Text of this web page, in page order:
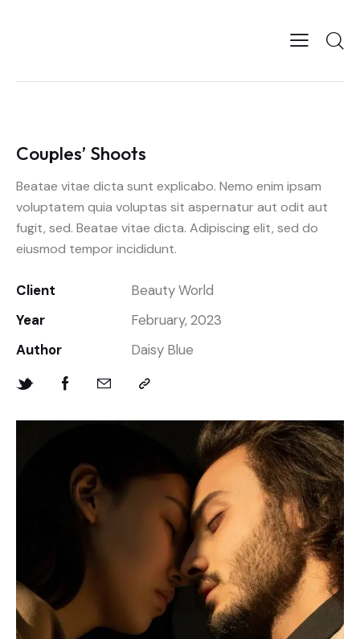
Couples’ Shoots
Beatae vitae dicta sunt explicabo. Nemo enim ipsam
voluptatem quia voluptas sit aspernatur aut odit aut
fugit, sed. Beatae vitae dicta. Adipiscing elit, sed do
eiusmod tempor incididunt.
Client
Beauty World
Year
February, 2023
Author
Daisy Blue